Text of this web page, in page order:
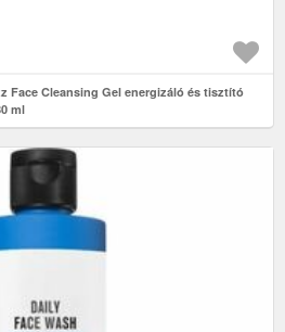
Face Cleansing Gel energizáló és tisztító
ml